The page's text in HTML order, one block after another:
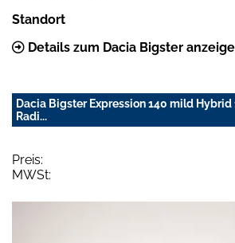
Standort
Details zum Dacia Bigster
Dacia Bigster Expression 140 mild Hybrid
Radi...
Preis:
MWSt: